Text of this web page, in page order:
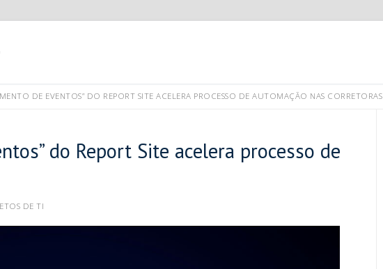
DE EVENTOS” DO REPORT SITE ACELERA PROCESSO DE AUTOMAÇÃO NAS CORRETORAS
do Report Site acelera processo de
DE TI